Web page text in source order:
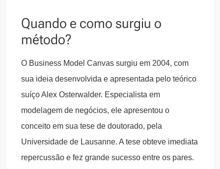
Quando e como surgiu o
método?
O Business Model Canvas surgiu em 2004, com
sua ideia desenvolvida e apresentada pelo teórico
suíço Alex Osterwalder. Especialista em
modelagem de negócios, ele apresentou o
conceito em sua tese de doutorado, pela
Universidade de Lausanne. A tese obteve imediata
repercussão e fez grande sucesso entre os pares.